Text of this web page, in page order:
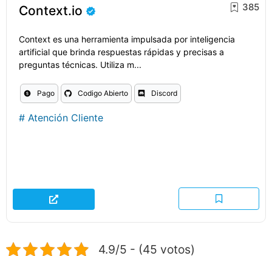
Context.io 385
Context es una herramienta impulsada por inteligencia
artificial que brinda respuestas rápidas y precisas a
preguntas técnicas. Utiliza m...
Pago Codigo Abierto Discord
# Atención Cliente
4.9/5 - (45 votos)